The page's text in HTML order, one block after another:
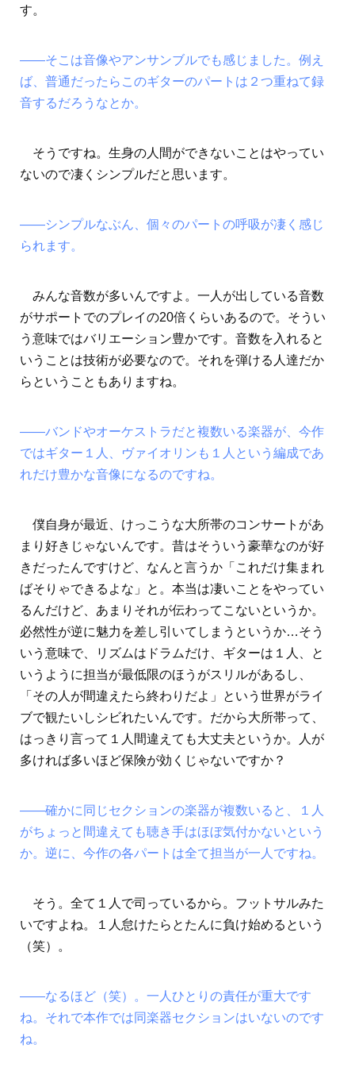
す。
――そこは音像やアンサンブルでも感じました。例え
ば、普通だったらこのギターのパートは２つ重ねて録
音するだろうなとか。
そうですね。生身の人間ができないことはやってい
ないので凄くシンプルだと思います。
――シンプルなぶん、個々のパートの呼吸が凄く感じ
られます。
みんな音数が多いんですよ。一人が出している音数
がサポートでのプレイの20倍くらいあるので。そうい
う意味ではバリエーション豊かです。音数を入れると
いうことは技術が必要なので。それを弾ける人達だか
らということもありますね。
――バンドやオーケストラだと複数いる楽器が、今作
ではギター１人、ヴァイオリンも１人という編成であ
れだけ豊かな音像になるのですね。
僕自身が最近、けっこうな大所帯のコンサートがあ
まり好きじゃないんです。昔はそういう豪華なのが好
きだったんですけど、なんと言うか「これだけ集まれ
ばそりゃできるよな」と。本当は凄いことをやってい
るんだけど、あまりそれが伝わってこないというか。
必然性が逆に魅力を差し引いてしまうというか…そう
いう意味で、リズムはドラムだけ、ギターは１人、と
いうように担当が最低限のほうがスリルがあるし、
「その人が間違えたら終わりだよ」という世界がライ
ブで観たいしシビれたいんです。だから大所帯って、
はっきり言って１人間違えても大丈夫というか。人が
多ければ多いほど保険が効くじゃないですか？
――確かに同じセクションの楽器が複数いると、１人
がちょっと間違えても聴き手はほぼ気付かないという
か。逆に、今作の各パートは全て担当が一人ですね。
そう。全て１人で司っているから。フットサルみた
いですよね。１人怠けたらとたんに負け始めるという
（笑）。
――なるほど（笑）。一人ひとりの責任が重大です
ね。それで本作では同楽器セクションはいないのです
ね。